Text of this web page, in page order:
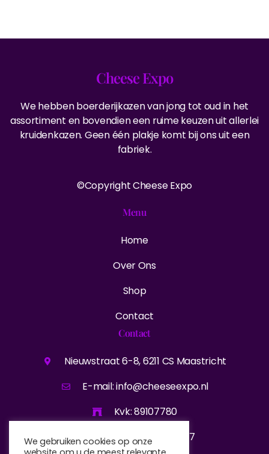
Cheese Expo
We hebben boerderijkazen van jong tot oud in het
assortiment en bovendien een ruime keuzen uit allerlei
kruidenkazen. Geen één plakje komt bij ons uit een
fabriek.
©Copyright Cheese Expo
Menu
Home
Over Ons
Shop
Contact
Contact
Nieuwstraat 6-8, 6211 CS Maastricht
E-mail: info@cheeseexpo.nl
Kvk: 89107780
Tel: +31(0)641440447
We gebruiken cookies op onze